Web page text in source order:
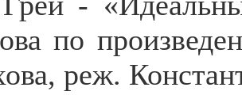
по
реж.